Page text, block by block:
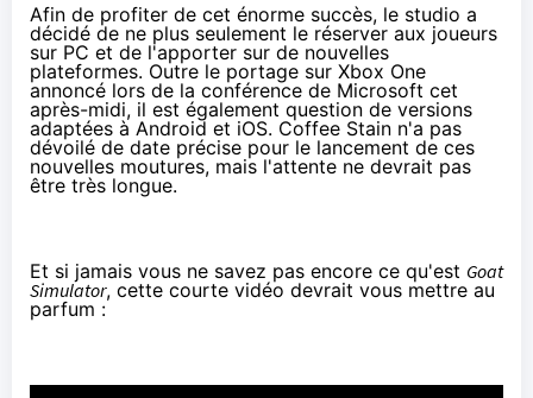
Afin de profiter de cet énorme succès, le studio a
décidé de ne plus seulement le réserver aux joueurs
sur PC et de l'apporter sur de nouvelles
plateformes. Outre le portage sur Xbox One
annoncé lors de la conférence de Microsoft cet
après-midi, il est également question de versions
adaptées à Android et iOS. Coffee Stain n'a pas
dévoilé de date précise pour le lancement de ces
nouvelles moutures, mais l'attente ne devrait pas
être très longue.
Et si jamais vous ne savez pas encore ce qu'est Goat
Simulator, cette courte vidéo devrait vous mettre au
parfum :